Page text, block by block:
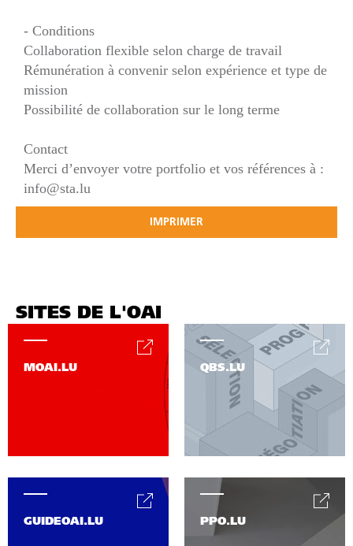
- Conditions
Collaboration flexible selon charge de travail
Rémunération à convenir selon expérience et type de
mission
Possibilité de collaboration sur le long terme
Contact
Merci d’envoyer votre portfolio et vos références à :
info@sta.lu
IMPRIMER
SITES DE L'OAI
MOAI.LU QBS.LU
PPO.LU
GUIDEOAI.LU